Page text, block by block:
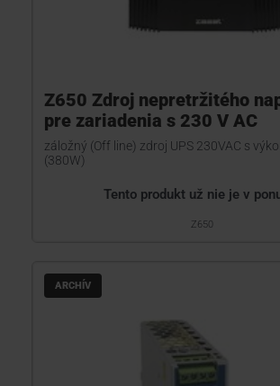
Z650 Zdroj nepretržitého
pre zariadenia s 230 V AC
záložný (Off line) zdroj UPS 230VAC s
(380W)
Tento produkt už nie je v
Z650
ARCHÍV